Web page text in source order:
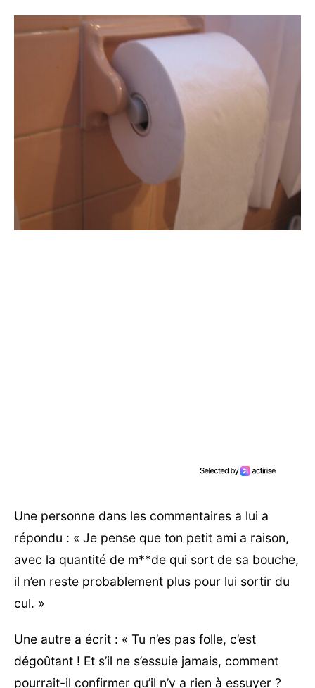
Une personne dans les commentaires a lui a
répondu : « Je pense que ton petit ami a raison,
avec la quantité de m**de qui sort de sa bouche,
il n’en reste probablement plus pour lui sortir du
cul. »
Une autre a écrit : « Tu n’es pas folle, c’est
dégoûtant ! Et s’il ne s’essuie jamais, comment
pourrait-il confirmer qu’il n’y a rien à essuyer ?